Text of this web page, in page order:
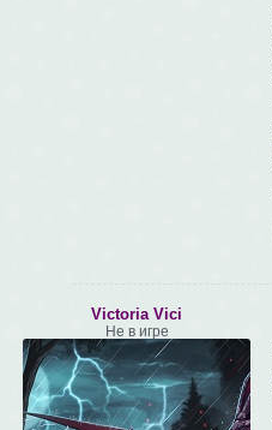
Victoria Vici
Не в игре